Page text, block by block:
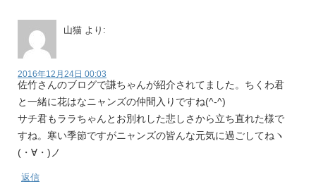
山猫 より:
2016年12月24日 00:03
佐竹さんのブログで謙ちゃんが紹介されてました。ちくわ君
と一緒に花はなニャンズの仲間入りですね(^-^)
サチ君もララちゃんとお別れした悲しさから立ち直れた様で
すね。寒い季節ですがニャンズの皆んな元気に過ごしてねヽ
(・∀・)ノ
返信